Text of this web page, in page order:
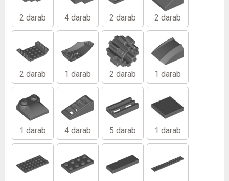
2 darab 4 darab 2 darab 2 darab
2 darab 1 darab 2 darab 1 darab
1 darab 4 darab 5 darab 1 darab